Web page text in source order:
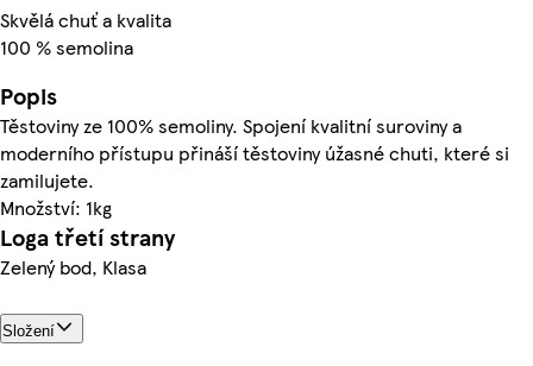
Skvělá chuť a kvalita
100 % semolina
Popis
Těstoviny ze 100% semoliny. Spojení kvalitní suroviny a
moderního přístupu přináší těstoviny úžasné chuti, které si
zamilujete.
Množství: 1kg
Loga třetí strany
Zelený bod, Klasa
Složení